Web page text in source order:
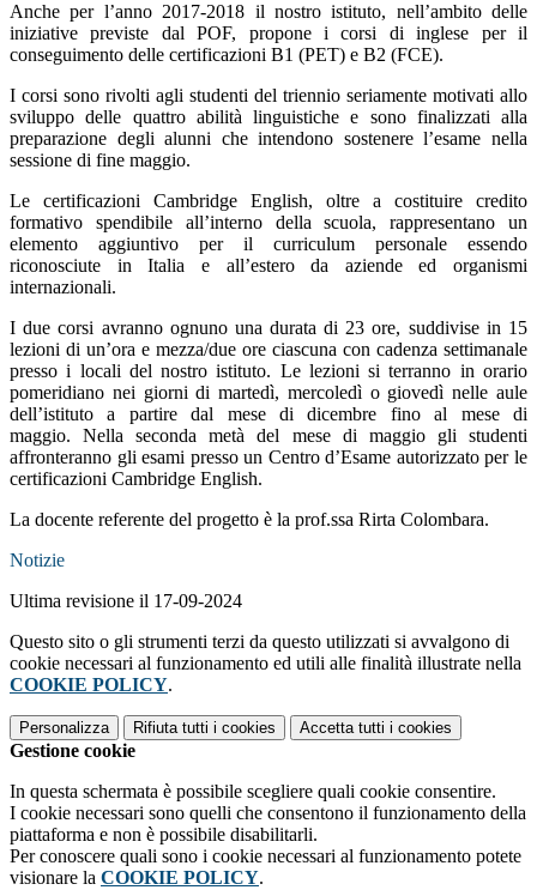
Anche per l’anno 2017-2018 il nostro istituto, nell’ambito delle
iniziative previste dal POF, propone i corsi di inglese per il
conseguimento delle certificazioni B1 (PET) e B2 (FCE).
I corsi sono rivolti agli studenti del triennio seriamente motivati allo
sviluppo delle quattro abilità linguistiche e sono finalizzati alla
preparazione degli alunni che intendono sostenere l’esame nella
sessione di fine maggio.
Le certificazioni Cambridge English, oltre a costituire credito
formativo spendibile all’interno della scuola, rappresentano un
elemento aggiuntivo per il curriculum personale essendo
riconosciute in Italia e all’estero da aziende ed organismi
internazionali.
I due corsi avranno ognuno una durata di 23 ore, suddivise in 15
lezioni di un’ora e mezza/due ore ciascuna con cadenza settimanale
presso i locali del nostro istituto. Le lezioni si terranno in orario
pomeridiano nei giorni di martedì, mercoledì o giovedì nelle aule
dell’istituto a partire dal mese di dicembre fino al mese di
maggio. Nella seconda metà del mese di maggio gli studenti
affronteranno gli esami presso un Centro d’Esame autorizzato per le
certificazioni Cambridge English.
La docente referente del progetto è la prof.ssa Rirta Colombara.
Notizie
Ultima revisione il 17-09-2024
Questo sito o gli strumenti terzi da questo utilizzati si avvalgono di
cookie necessari al funzionamento ed utili alle finalità illustrate nella
COOKIE POLICY.
Personalizza Rifiuta tutti i cookies Accetta tutti i cookies
Gestione cookie
In questa schermata è possibile scegliere quali cookie consentire.
I cookie necessari sono quelli che consentono il funzionamento della
piattaforma e non è possibile disabilitarli.
Per conoscere quali sono i cookie necessari al funzionamento potete
visionare la COOKIE POLICY.